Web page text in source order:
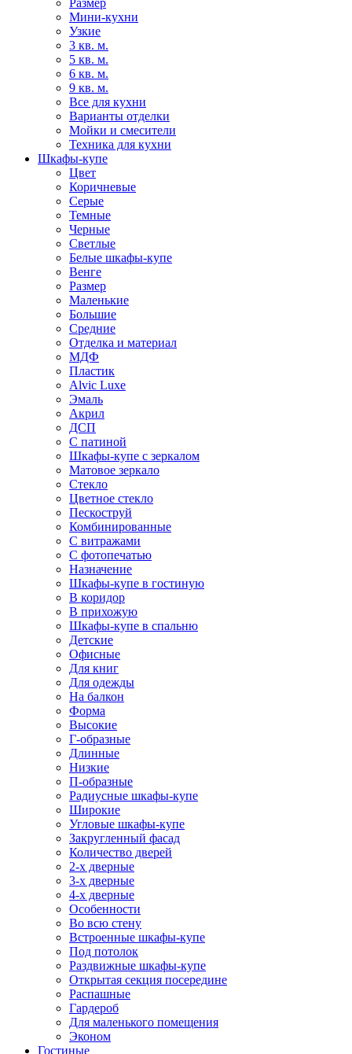
Размер
Мини-кухни
Узкие
3 кв. м.
5 кв. м.
6 кв. м.
9 кв. м.
Все для кухни
Варианты отделки
Мойки и смесители
Техника для кухни
Шкафы-купе
Цвет
Коричневые
Серые
Темные
Черные
Светлые
Белые шкафы-купе
Венге
Размер
Маленькие
Большие
Средние
Отделка и материал
МДФ
Пластик
Alvic Luxe
Эмаль
Акрил
ДСП
С патиной
Шкафы-купе с зеркалом
Матовое зеркало
Стекло
Цветное стекло
Пескоструй
Комбинированные
С витражами
С фотопечатью
Назначение
Шкафы-купе в гостиную
В коридор
В прихожую
Шкафы-купе в спальню
Детские
Офисные
Для книг
Для одежды
На балкон
Форма
Высокие
Г-образные
Длинные
Низкие
П-образные
Радиусные шкафы-купе
Широкие
Угловые шкафы-купе
Закругленный фасад
Количество дверей
2-х дверные
3-х дверные
4-х дверные
Особенности
Во всю стену
Встроенные шкафы-купе
Под потолок
Раздвижные шкафы-купе
Открытая секция посередине
Распашные
Гардероб
Для маленького помещения
Эконом
Гостиные